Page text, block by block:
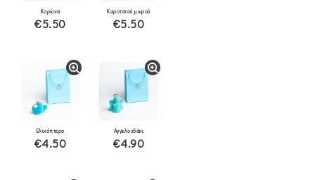
Κορώνα
€5.50
Καροτσιού μωρού
€5.50
Ελικόπτερο
€4.50
Αγγελουδάκι
€4.90